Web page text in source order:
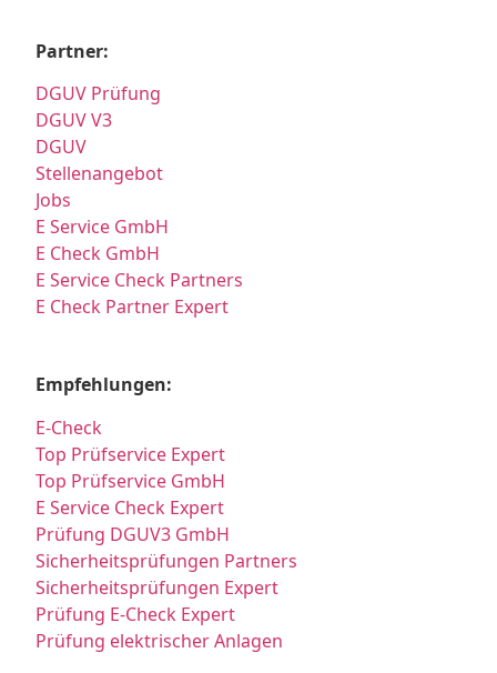
Partner:
DGUV Prüfung
DGUV V3
DGUV
Stellenangebot
Jobs
E Service GmbH
E Check GmbH
E Service Check Partners
E Check Partner Expert
Empfehlungen:
E-Check
Top Prüfservice Expert
Top Prüfservice GmbH
E Service Check Expert
Prüfung DGUV3 GmbH
Sicherheitsprüfungen Partners
Sicherheitsprüfungen Expert
Prüfung E-Check Expert
Prüfung elektrischer Anlagen